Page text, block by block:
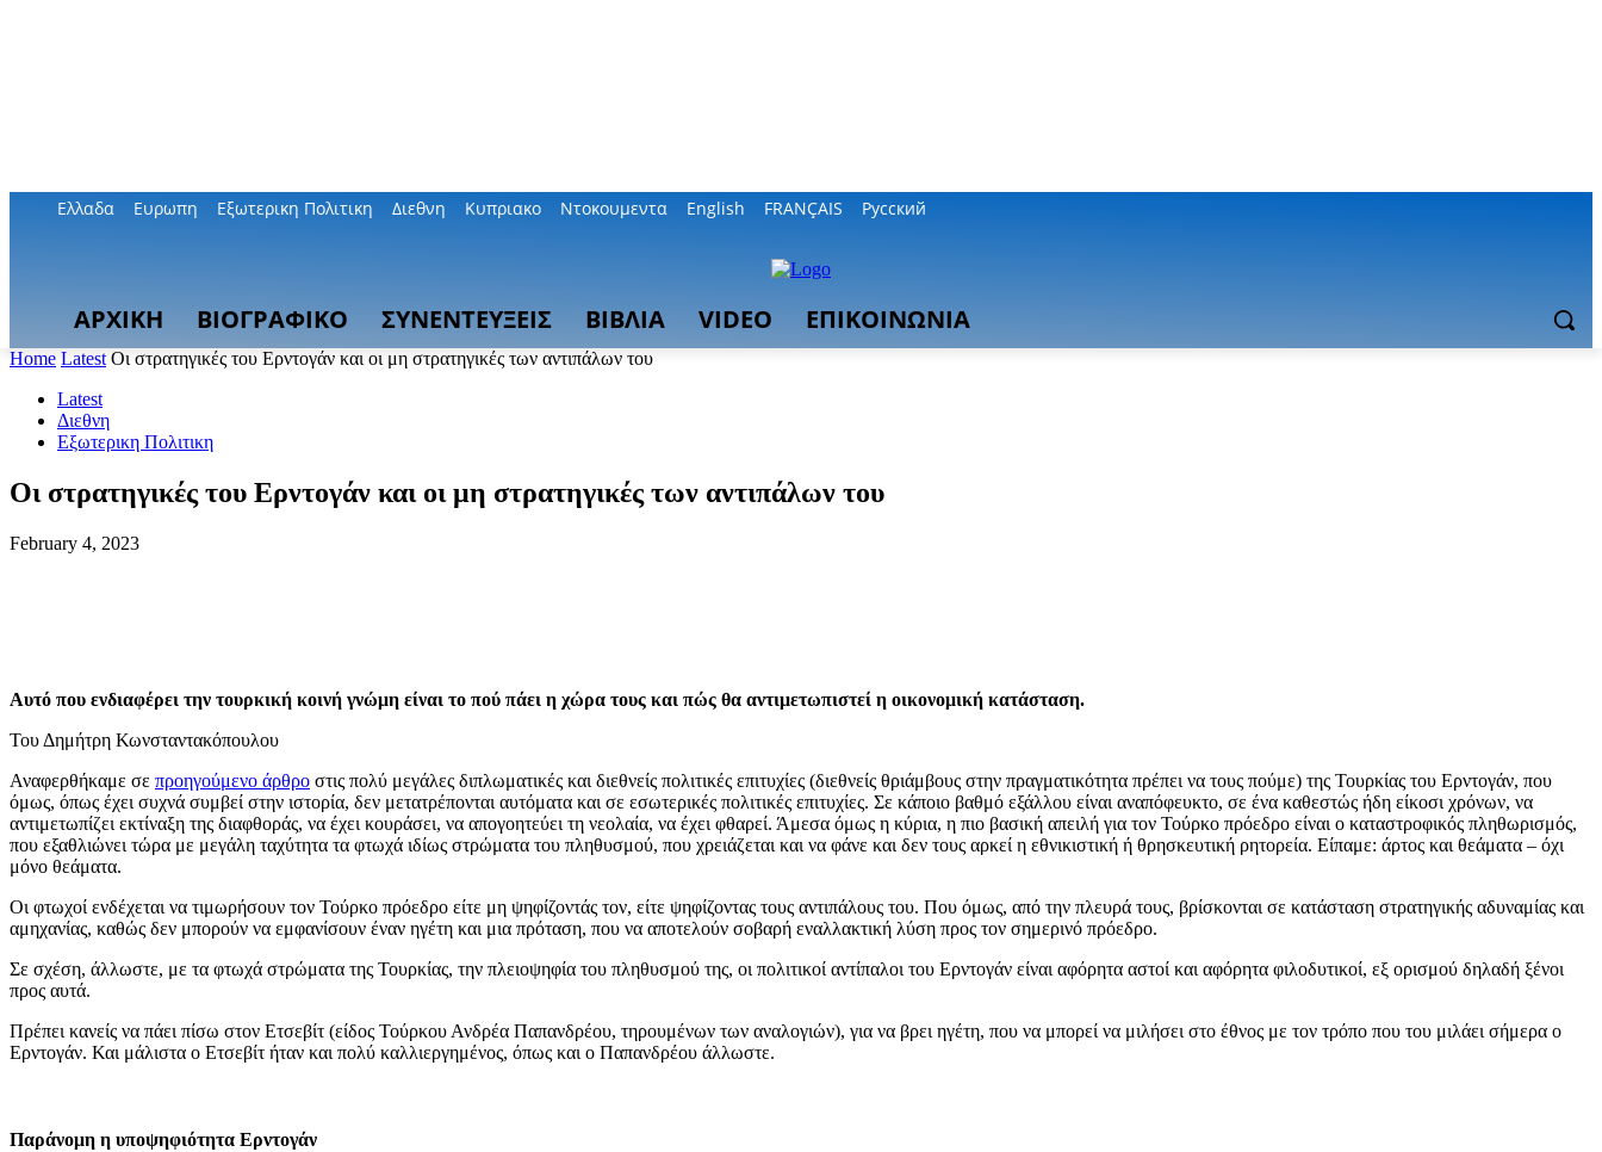
Ελλαδα Ευρωπη Εξωτερικη Πολιτικη Διεθνη Κυπριακο Ντοκουμεντα English FRANÇAIS Русский
ΑΡΧΙΚΗ ΒΙΟΓΡΑΦΙΚΟ ΣΥΝΕΝΤΕΥΞΕΙΣ ΒΙΒΛΙΑ VIDEO ΕΠΙΚΟΙΝΩΝΙΑ
Home Latest Οι στρατηγικές του Ερντογάν και οι μη στρατηγικές των αντιπάλων του
Latest
Διεθνη
Εξωτερικη Πολιτικη
Οι στρατηγικές του Ερντογάν και οι μη στρατηγικές των αντιπάλων του
February 4, 2023
Αυτό που ενδιαφέρει την τουρκική κοινή γνώμη είναι το πού πάει η χώρα τους και πώς θα αντιμετωπιστεί η οικονομική κατάσταση.
Του Δημήτρη Κωνσταντακόπουλου
Αναφερθήκαμε σε προηγούμενο άρθρο στις πολύ μεγάλες διπλωματικές και διεθνείς πολιτικές επιτυχίες (διεθνείς θριάμβους στην πραγματικότητα πρέπει να τους πούμε) της Τουρκίας του Ερντογάν, που
όμως, όπως έχει συχνά συμβεί στην ιστορία, δεν μετατρέπονται αυτόματα και σε εσωτερικές πολιτικές επιτυχίες. Σε κάποιο βαθμό εξάλλου είναι αναπόφευκτο, σε ένα καθεστώς ήδη είκοσι χρόνων, να
αντιμετωπίζει εκτίναξη της διαφθοράς, να έχει κουράσει, να απογοητεύει τη νεολαία, να έχει φθαρεί. Άμεσα όμως η κύρια, η πιο βασική απειλή για τον Τούρκο πρόεδρο είναι ο καταστροφικός πληθωρισμός,
που εξαθλιώνει τώρα με μεγάλη ταχύτητα τα φτωχά ιδίως στρώματα του πληθυσμού, που χρειάζεται και να φάνε και δεν τους αρκεί η εθνικιστική ή θρησκευτική ρητορεία. Είπαμε: άρτος και θεάματα – όχι
μόνο θεάματα.
Οι φτωχοί ενδέχεται να τιμωρήσουν τον Τούρκο πρόεδρο είτε μη ψηφίζοντάς τον, είτε ψηφίζοντας τους αντιπάλους του. Που όμως, από την πλευρά τους, βρίσκονται σε κατάσταση στρατηγικής αδυναμίας και
αμηχανίας, καθώς δεν μπορούν να εμφανίσουν έναν ηγέτη και μια πρόταση, που να αποτελούν σοβαρή εναλλακτική λύση προς τον σημερινό πρόεδρο.
Σε σχέση, άλλωστε, με τα φτωχά στρώματα της Τουρκίας, την πλειοψηφία του πληθυσμού της, οι πολιτικοί αντίπαλοι του Ερντογάν είναι αφόρητα αστοί και αφόρητα φιλοδυτικοί, εξ ορισμού δηλαδή ξένοι
προς αυτά.
Πρέπει κανείς να πάει πίσω στον Ετσεβίτ (είδος Τούρκου Ανδρέα Παπανδρέου, τηρουμένων των αναλογιών), για να βρει ηγέτη, που να μπορεί να μιλήσει στο έθνος με τον τρόπο που του μιλάει σήμερα ο
Ερντογάν. Και μάλιστα ο Ετσεβίτ ήταν και πολύ καλλιεργημένος, όπως και ο Παπανδρέου άλλωστε.
Παράνομη η υποψηφιότητα Ερντογάν